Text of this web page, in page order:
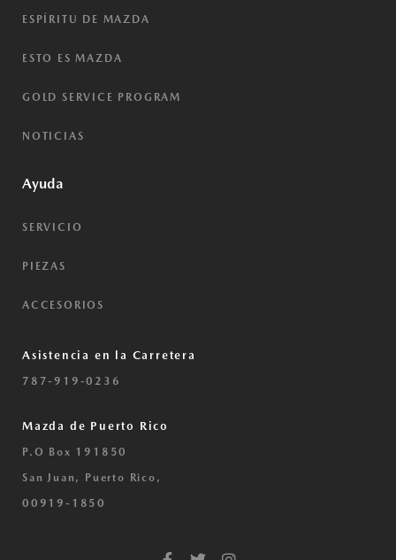
ESPÍRITU DE MAZDA
ESTO ES MAZDA
GOLD SERVICE PROGRAM
NOTICIAS
Ayuda
SERVICIO
PIEZAS
ACCESORIOS
Asistencia en la Carretera
787-919-0236
Mazda de Puerto Rico
P.O Box 191850
San Juan, Puerto Rico,
00919-1850